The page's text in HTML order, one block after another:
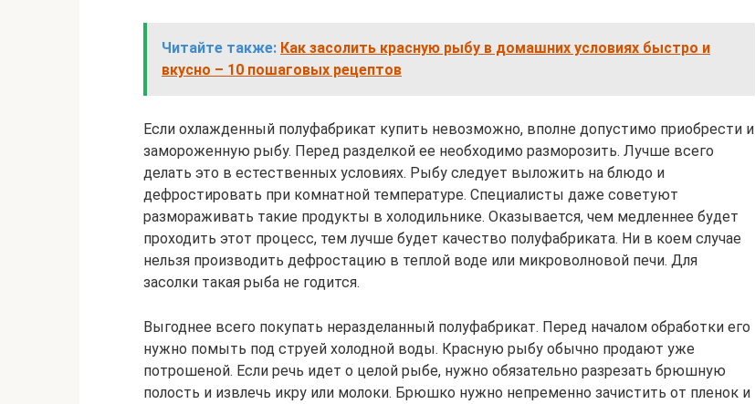
Читайте также: Как засолить красную рыбу в домашних условиях быстро и
вкусно – 10 пошаговых рецептов
Если охлажденный полуфабрикат купить невозможно, вполне допустимо приобрести и
замороженную рыбу. Перед разделкой ее необходимо разморозить. Лучше всего
делать это в естественных условиях. Рыбу следует выложить на блюдо и
дефростировать при комнатной температуре. Специалисты даже советуют
размораживать такие продукты в холодильнике. Оказывается, чем медленнее будет
проходить этот процесс, тем лучше будет качество полуфабриката. Ни в коем случае
нельзя производить дефростацию в теплой воде или микроволновой печи. Для
засолки такая рыба не годится.
Выгоднее всего покупать неразделанный полуфабрикат. Перед началом обработки его
нужно помыть под струей холодной воды. Красную рыбу обычно продают уже
потрошеной. Если речь идет о целой рыбе, нужно обязательно разрезать брюшную
полость и извлечь икру или молоки. Брюшко нужно непременно зачистить от пленок и